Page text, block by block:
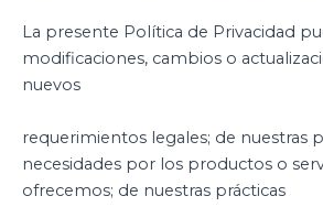
La presente Política de Privacidad
modificaciones, cambios o
nuevos
requerimientos legales; de nuestras
necesidades por los productos o
ofrecemos; de nuestras prácticas